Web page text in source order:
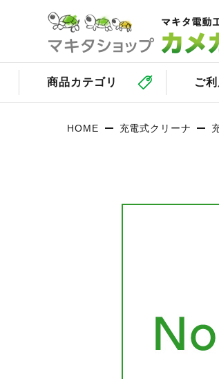
商品カテゴリ ご
HOME 充電式クリーナ